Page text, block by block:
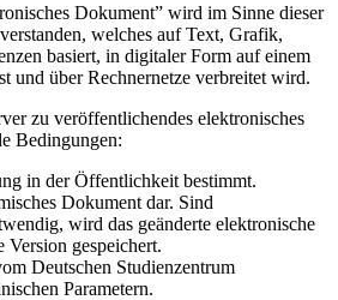
Dokument” wird im Sinne dieser
welches auf Text, Grafik,
basiert, in digitaler Form auf einem
und über Rechnernetze verbreitet wird.
zu veröffentlichendes elektronisches
Bedingungen:
in der Öffentlichkeit bestimmt.
Dokument dar. Sind
wird das geänderte elektronische
Version gespeichert.
Deutschen Studienzentrum
Parametern.